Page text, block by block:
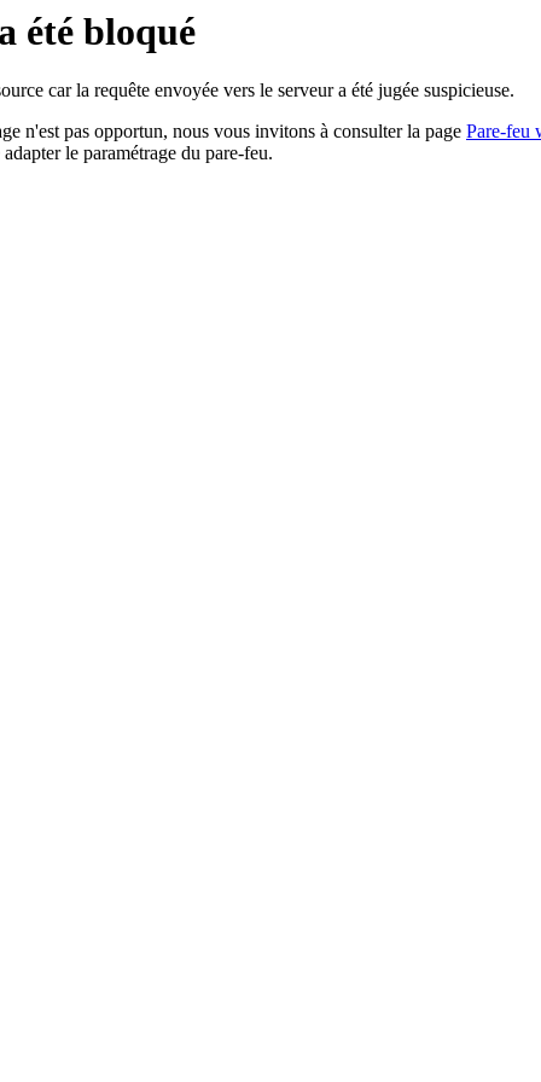
été bloqué
car la requête envoyée vers le serveur a été jugée suspicieuse.
n'est pas opportun, nous vous invitons à consulter la page Pare-feu
le paramétrage du pare-feu.